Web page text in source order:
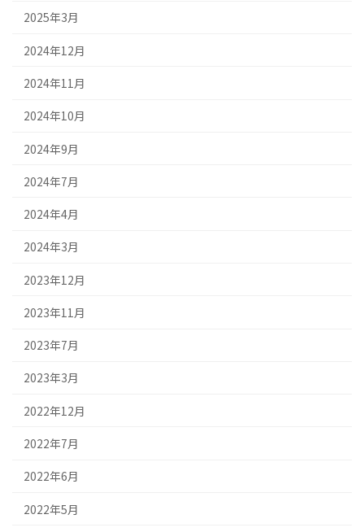
2025年3月
2024年12月
2024年11月
2024年10月
2024年9月
2024年7月
2024年4月
2024年3月
2023年12月
2023年11月
2023年7月
2023年3月
2022年12月
2022年7月
2022年6月
2022年5月